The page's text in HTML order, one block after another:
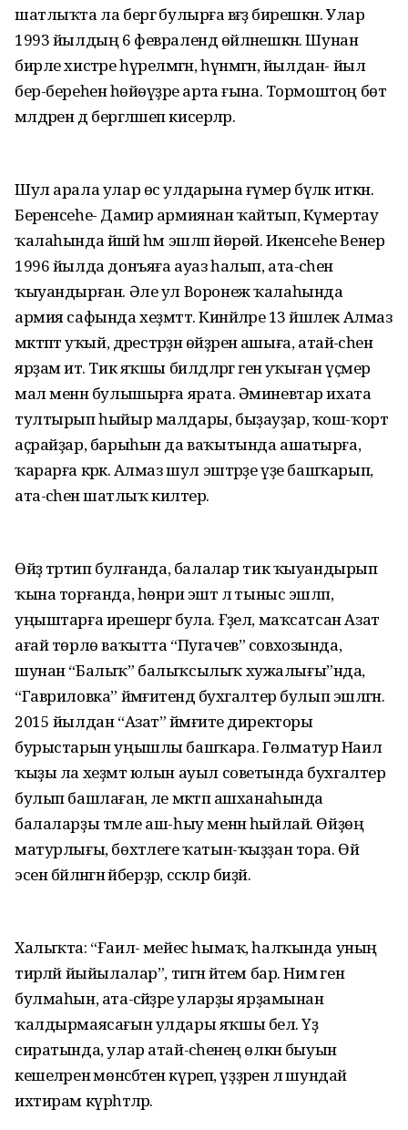
шатлыҡта ла бергә булырға вәғәҙә бирешкән. Улар
1993 йылдың 6 февралендә өйләнешкән. Шунан
бирле хистәре һүрелмәгән, һүнмәгән, йылдан- йыл
бер-береһенә һөйөүҙәре арта ғына. Тормоштоң бөтә
мәлдәрен дә бергәләшеп кисерәләр.
Шул арала улар өс улдарына ғүмер бүләк иткән.
Беренсеһе- Дамир армиянан ҡайтып, Күмертау
ҡалаһында йәшәй һәм эшләп йөрөй. Икенсеһе Венер
1996 йылда донъяға ауаз һалып, ата-әсәһен
ҡыуандырған. Әле ул Воронеж ҡалаһында
армия сафында хеҙмәттә. Кинйәләре 13 йәшлек Алмаз
мәктәптә уҡый, дәрестәрҙән өйҙәренә ашыға, атай-әсәһенә
ярҙам итә. Тик яҡшы билдәләргә генә уҡыған үҫмер
мал менән булышырға ярата. Әминевтар ихата
тултырып һыйыр малдары, быҙауҙар, ҡош-ҡорт
аҫрайҙар, барыһын да ваҡытында ашатырға,
ҡарарға кәрәк. Алмаз шул эштәрҙе үҙе башҡарып,
ата-әсәһенә шатлыҡ килтерә.
Өйҙә тәртип булғанда, балалар тик ҡыуандырып
ҡына торғанда, һөнәри эштә лә тыныс эшләп,
уңыштарға ирешергә була. Ғәҙел, маҡсатсан Азат
ағай төрлө ваҡытта “Пугачев” совхозында,
шунан “Балыҡ” балыҡсылыҡ хужалығы”нда,
“Гавриловка” йәмғиәтендә бухгалтер булып эшләгән.
2015 йылдан “Азат” йәмғиәте директоры
бурыстарын уңышлы башҡара. Гөлматур Наил
ҡыҙы ла хеҙмәт юлын ауыл советында бухгалтер
булып башлаған, әле мәктәп ашханаһында
балаларҙы тәмле аш-һыу менән һыйлай. Өйҙөң
матурлығы, бөхтәлеге ҡатын-ҡыҙҙан тора. Өй
эсен бәйләнгән әйберҙәр, сәскәләр биҙәй.
Халыҡта: “Ғаилә- мейес һымаҡ, һалҡында уның
тирәләй йыйылалар”, тигән әйтем бар. Нимә генә
булмаһын, ата-әсәйҙәре уларҙы ярҙамынан
ҡалдырмаясағын улдары яҡшы белә. Үҙ
сиратында, улар атай-әсәһенең өлкән быуын
кешеләренә мөнәсәбәтен күреп, үҙҙәренә лә шундай
ихтирам күрһәтәләр.